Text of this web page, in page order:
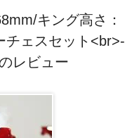
キング高さ：
チェスセット<br>-
レビュー